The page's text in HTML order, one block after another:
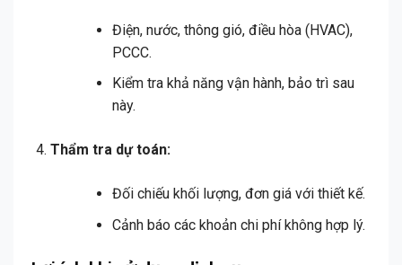
Điện, nước, thông gió, điều hòa (HVAC),
PCCC.
Kiểm tra khả năng vận hành, bảo trì sau
này.
Thẩm tra dự toán:
Đối chiếu khối lượng, đơn giá với thiết kế.
Cảnh báo các khoản chi phí không hợp lý.